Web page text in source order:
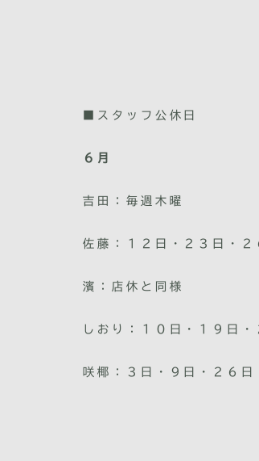
■スタッフ公休日
６月
吉田：毎週木曜
佐藤：１２日・２３日・２
濱：店休と同様
しおり：１０日・１９日・
咲椰：３日・９日・２６日